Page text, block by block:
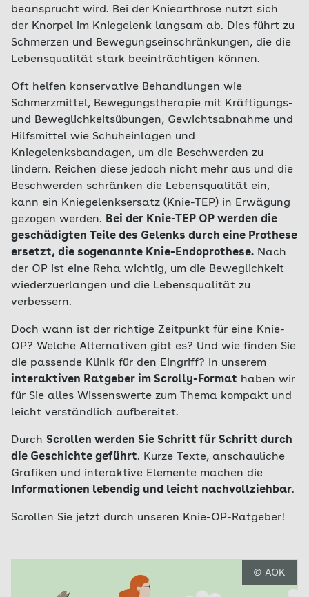
beansprucht wird. Bei der Kniearthrose nutzt sich
der Knorpel im Kniegelenk langsam ab. Dies führt zu
Schmerzen und Bewegungseinschränkungen, die die
Lebensqualität stark beeinträchtigen können.
Oft helfen konservative Behandlungen wie
Schmerzmittel, Bewegungstherapie mit Kräftigungs-
und Beweglichkeitsübungen, Gewichtsabnahme und
Hilfsmittel wie Schuheinlagen und
Kniegelenksbandagen, um die Beschwerden zu
lindern. Reichen diese jedoch nicht mehr aus und die
Beschwerden schränken die Lebensqualität ein,
kann ein Kniegelenksersatz (Knie-TEP) in Erwägung
gezogen werden. Bei der Knie-TEP OP werden die
geschädigten Teile des Gelenks durch eine Prothese
ersetzt, die sogenannte Knie-Endoprothese. Nach
der OP ist eine Reha wichtig, um die Beweglichkeit
wiederzuerlangen und die Lebensqualität zu
verbessern.
Doch wann ist der richtige Zeitpunkt für eine Knie-
OP? Welche Alternativen gibt es? Und wie finden Sie
die passende Klinik für den Eingriff? In unserem
interaktiven Ratgeber im Scrolly-Format haben wir
für Sie alles Wissenswerte zum Thema kompakt und
leicht verständlich aufbereitet.
Durch Scrollen werden Sie Schritt für Schritt durch
die Geschichte geführt. Kurze Texte, anschauliche
Grafiken und interaktive Elemente machen die
Informationen lebendig und leicht nachvollziehbar.
Scrollen Sie jetzt durch unseren Knie-OP-Ratgeber!
© AOK